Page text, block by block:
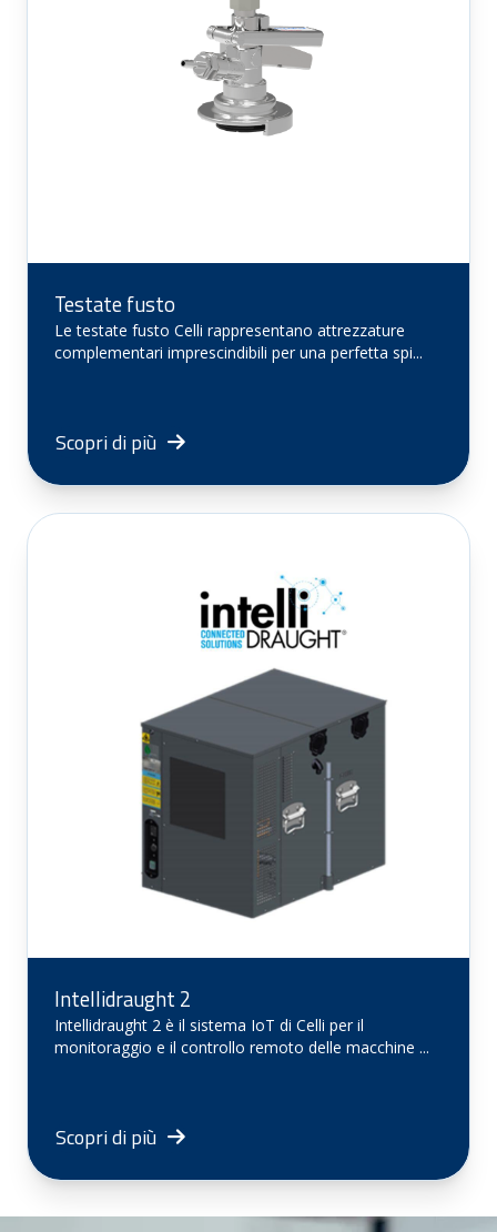
Testate fusto
Le testate fusto Celli rappresentano attrezzature
complementari imprescindibili per una perfetta spi...
Scopri di più
Intellidraught 2
Intellidraught 2 è il sistema IoT di Celli per il
monitoraggio e il controllo remoto delle macchine ...
Scopri di più